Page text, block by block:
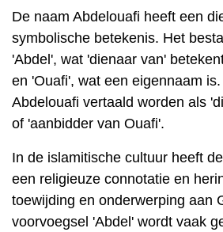
De naam Abdelouafi heeft een
symbolische betekenis. Het
'Abdel', wat 'dienaar van'
en 'Ouafi', wat een eigennaam
Abdelouafi vertaald worden als
of 'aanbidder van Ouafi'.
In de islamitische cultuur heeft
een religieuze connotatie en
toewijding en onderwerping aan
voorvoegsel 'Abdel' wordt vaak